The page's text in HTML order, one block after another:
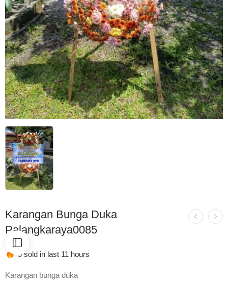
Karangan Bunga Duka
Palangkaraya0085
9 sold in last 11 hours
Karangan bunga duka